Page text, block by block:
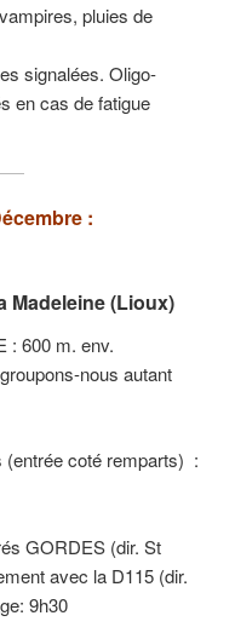
pluies de
signalées. Oligo-
en cas de fatigue
:
Madeleine (Lioux)
: 600 m. env.
nous autant
(entrée coté remparts) :
GORDES (dir. St
avec la D115 (dir.
9h30